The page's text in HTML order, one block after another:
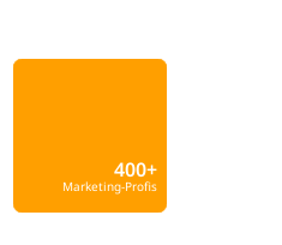
400+
Marketing-Profis